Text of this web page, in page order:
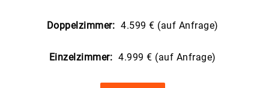
Doppelzimmer: 4.599 € (auf Anfrage)
Einzelzimmer: 4.999 € (auf Anfrage)